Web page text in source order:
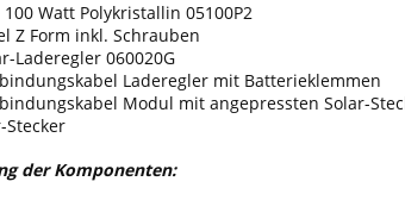
Watt Polykristallin 05100P2
Z Form inkl. Schrauben
Laderegler 060020G
Laderegler mit Batterieklemmen
Modul mit angepressten Solar-
Stecker
der Komponenten: